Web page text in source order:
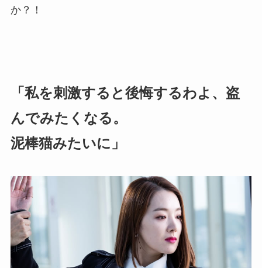
か？！
「私を刺激すると後悔するわよ、盗
んでみたくなる。
泥棒猫みたいに」